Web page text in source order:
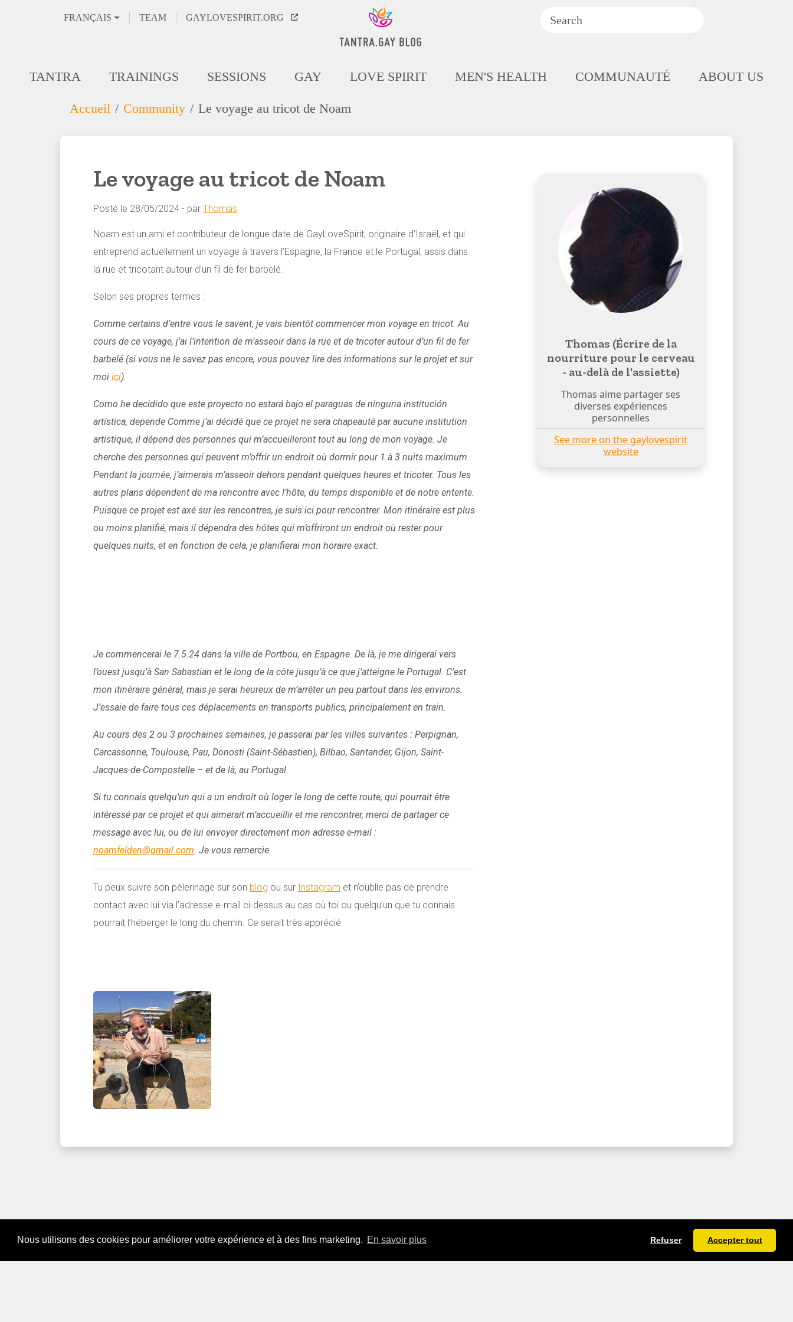
Nous utilisons des cookies pour améliorer votre expérience et à des fins marketing. En savoir plus Refuser Accepter tout
FRANÇAIS TEAM GAYLOVESPIRIT.ORG
TANTRA TRAININGS SESSIONS GAY LOVE SPIRIT MEN'S HEALTH COMMUNAUTÉ ABOUT US
Accueil Community Le voyage au tricot de Noam
Le voyage au tricot de Noam
Posté le 28/05/2024 - par Thomas
Noam est un ami et contributeur de longue date de GayLoveSpirit, originaire d’Israël, et qui
entreprend actuellement un voyage à travers l’Espagne, la France et le Portugal, assis dans
la rue et tricotant autour d’un fil de fer barbelé.
Selon ses propres termes :
Comme certains d’entre vous le savent, je vais bientôt commencer mon voyage en tricot. Au
cours de ce voyage, j’ai l’intention de m’asseoir dans la rue et de tricoter autour d’un fil de fer
barbelé (si vous ne le savez pas encore, vous pouvez lire des informations sur le projet et sur
moi ici).
Como he decidido que este proyecto no estará bajo el paraguas de ninguna institución
artística, depende Comme j’ai décidé que ce projet ne sera chapeauté par aucune institution
artistique, il dépend des personnes qui m’accueilleront tout au long de mon voyage. Je
cherche des personnes qui peuvent m’offrir un endroit où dormir pour 1 à 3 nuits maximum.
Pendant la journée, j’aimerais m’asseoir dehors pendant quelques heures et tricoter. Tous les
autres plans dépendent de ma rencontre avec l’hôte, du temps disponible et de notre entente.
Puisque ce projet est axé sur les rencontres, je suis ici pour rencontrer. Mon itinéraire est plus
ou moins planifié, mais il dépendra des hôtes qui m’offriront un endroit où rester pour
quelques nuits, et en fonction de cela, je planifierai mon horaire exact.
Je commencerai le 7.5.24 dans la ville de Portbou, en Espagne. De là, je me dirigerai vers
l’ouest jusqu’à San Sabastian et le long de la côte jusqu’à ce que j’atteigne le Portugal. C’est
mon itinéraire général, mais je serai heureux de m’arrêter un peu partout dans les environs.
J’essaie de faire tous ces déplacements en transports publics, principalement en train.
Au cours des 2 ou 3 prochaines semaines, je passerai par les villes suivantes : Perpignan,
Carcassonne, Toulouse, Pau, Donosti (Saint-Sébastien), Bilbao, Santander, Gijon, Saint-
Jacques-de-Compostelle – et de là, au Portugal.
Si tu connais quelqu’un qui a un endroit où loger le long de cette route, qui pourrait être
intéressé par ce projet et qui aimerait m’accueillir et me rencontrer, merci de partager ce
message avec lui, ou de lui envoyer directement mon adresse e-mail :
noamfelden@gmail.com. Je vous remercie.
Tu peux suivre son pèlerinage sur son blog ou sur Instagram et n’oublie pas de prendre
contact avec lui via l’adresse e-mail ci-dessus au cas où toi ou quelqu’un que tu connais
pourrait l’héberger le long du chemin. Ce serait très apprécié.
Thomas (Écrire de la
nourriture pour le cerveau
- au-delà de l'assiette)
Thomas aime partager ses
diverses expériences
personnelles
See more on the gaylovespirit
website